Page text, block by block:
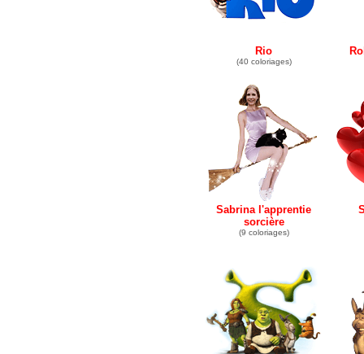
Rio
(40 coloriages)
Sabrina l'apprentie
sorcière
(9 coloriages)